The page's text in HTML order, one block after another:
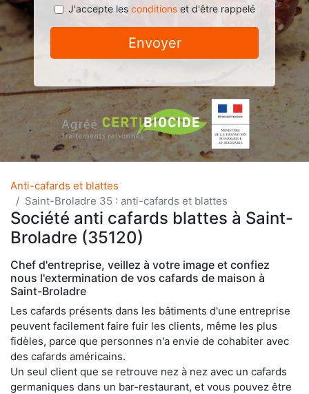
J'accepte les conditionset d'être rappelé
Envoyer
Anti-cafards et blattes
Saint-Broladre 35 : anti-cafards et blattes
Société anti cafards blattes à Saint-
Broladre (35120)
Chef d'entreprise, veillez à votre image et confiez
nous l'extermination de vos cafards de maison à
Saint-Broladre
Les cafards présents dans les bâtiments d'une entreprise
peuvent facilement faire fuir les clients, même les plus
fidèles, parce que personnes n'a envie de cohabiter avec
des cafards américains.
Un seul client que se retrouve nez à nez avec un cafards
germaniques dans un bar-restaurant, et vous pouvez être